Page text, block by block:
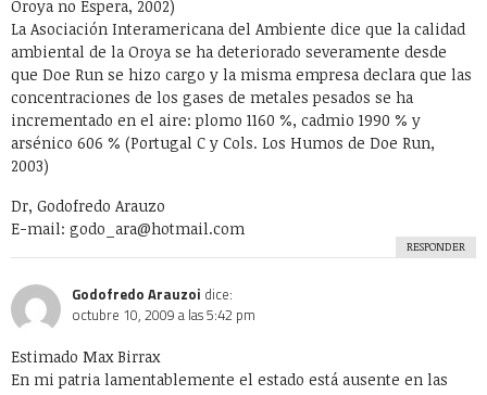
Oroya no Espera, 2002)
La Asociación Interamericana del Ambiente dice que la calidad
ambiental de la Oroya se ha deteriorado severamente desde
que Doe Run se hizo cargo y la misma empresa declara que las
concentraciones de los gases de metales pesados se ha
incrementado en el aire: plomo 1160 %, cadmio 1990 % y
arsénico 606 % (Portugal C y Cols. Los Humos de Doe Run,
2003)
Dr, Godofredo Arauzo
E-mail: godo_ara@hotmail.com
RESPONDER
Godofredo Arauzoi dice:
octubre 10, 2009 a las 5:42 pm
Estimado Max Birrax
En mi patria lamentablemente el estado está ausente en las